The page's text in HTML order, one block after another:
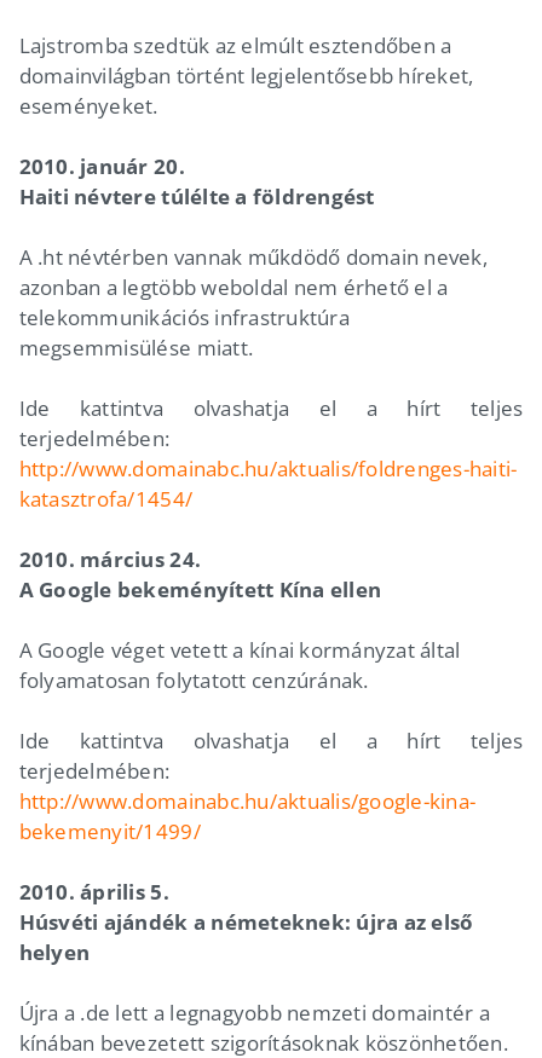
Lajstromba szedtük az elmúlt esztendőben a
domainvilágban történt legjelentősebb híreket,
eseményeket.
2010. január 20.
Haiti névtere túlélte a földrengést
A .ht névtérben vannak műkdödő domain nevek,
azonban a legtöbb weboldal nem érhető el a
telekommunikációs infrastruktúra
megsemmisülése miatt.
Ide kattintva olvashatja el a hírt teljes
terjedelmében:
http://www.domainabc.hu/aktualis/foldrenges-haiti-
katasztrofa/1454/
2010. március 24.
A Google bekeményített Kína ellen
A Google véget vetett a kínai kormányzat által
folyamatosan folytatott cenzúrának.
Ide kattintva olvashatja el a hírt teljes
terjedelmében:
http://www.domainabc.hu/aktualis/google-kina-
bekemenyit/1499/
2010. április 5.
Húsvéti ajándék a németeknek: újra az első
helyen
Újra a .de lett a legnagyobb nemzeti domaintér a
kínában bevezetett szigorításoknak köszönhetően.